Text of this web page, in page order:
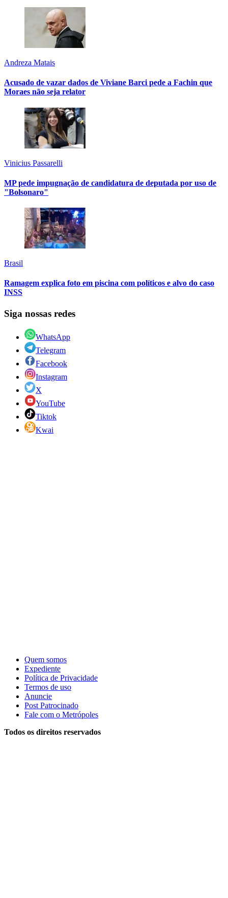
Andreza Matais
Acusado de vazar dados de Viviane Barci pede a Fachin que
Moraes não seja relator
Vinicius Passarelli
MP pede impugnação de candidatura de deputada por uso de
"Bolsonaro"
Brasil
Ramagem explica foto em piscina com políticos e alvo do caso
INSS
Siga nossas redes
WhatsApp
Telegram
Facebook
Instagram
X
YouTube
Tiktok
Kwai
Quem somos
Expediente
Política de Privacidade
Termos de uso
Anuncie
Post Patrocinado
Fale com o Metrópoles
Todos os direitos reservados